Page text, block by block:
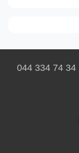
044 334 74 34